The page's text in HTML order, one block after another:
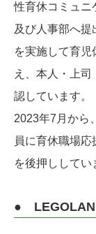
性育休コミュニ
及び人事部へ提
を実施して育児
え、本人・上
認しています。
2023年7月から
員に育休職場
を後押ししてい
●